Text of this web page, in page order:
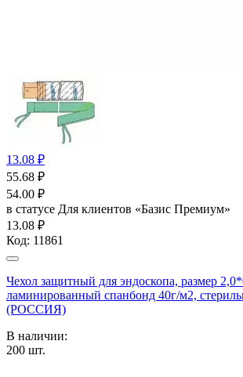
13.08 ₽
55.68 ₽
54.00 ₽
в статусе Для клиентов «Базис Премиум»
13.08 ₽
Код: 11861
Чехол защитный для эндоскопа, размер
ламинированный спанбонд 40г/м2,
(РОССИЯ)
В наличии:
200 шт.